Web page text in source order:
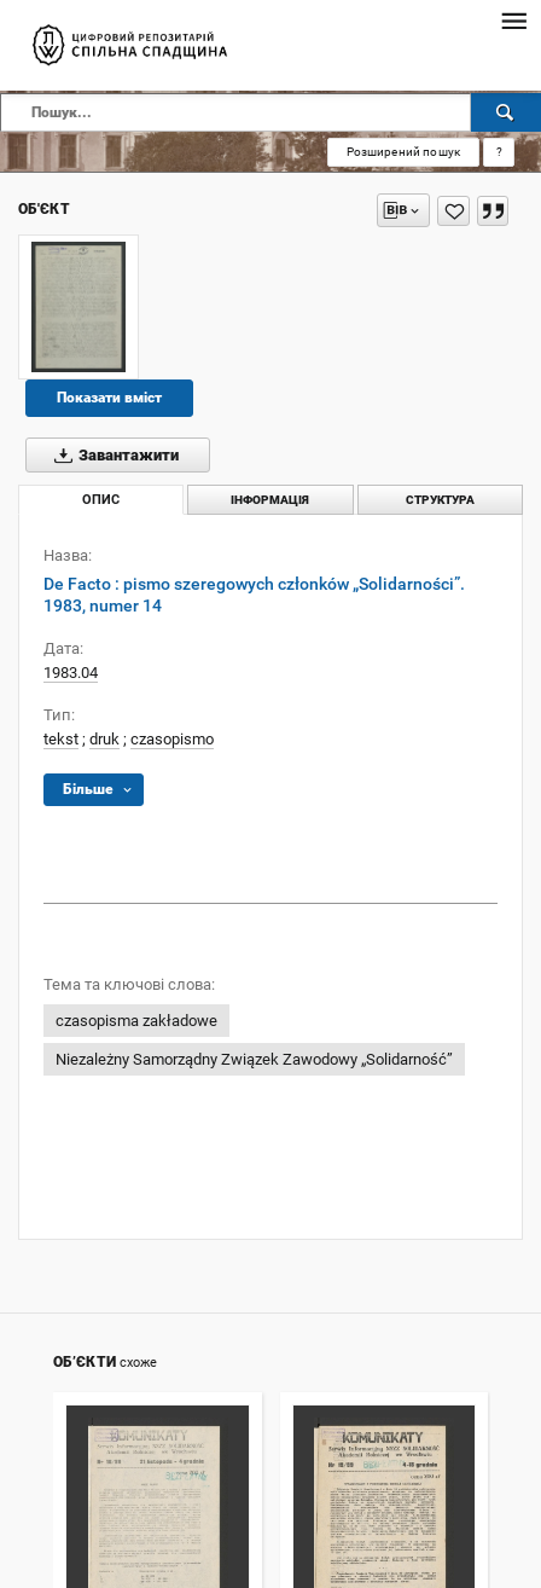
Розширений пошук ?
ОБ'ЄКТ
Показати вміст
Завантажити
ОПИС ІНФОРМАЦІЯ СТРУКТУРА
Назва:
De Facto : pismo szeregowych członków „Solidarności”.
1983, numer 14
Дата:
1983.04
Тип:
tekst ; druk ; czasopismo
Більше
Тема та ключові слова:
czasopisma zakładowe
Niezależny Samorządny Związek Zawodowy „Solidarność”
ОБ’ЄКТИ схоже